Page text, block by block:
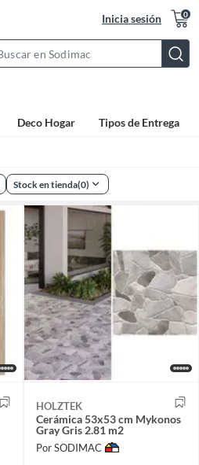
Inicia sesión 0
Bar
Deco Hogar Tipos de Entrega
Stock en tienda(0)
HOLZTEK
Cerámica 53x53 cm Mykonos
Gray Gris 2.81 m2
Por SODIMAC